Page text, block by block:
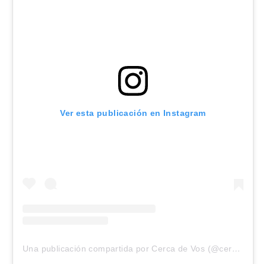
Ver esta publicación en Instagram
Una publicación compartida por Cerca de Vos (@cercade.vos)